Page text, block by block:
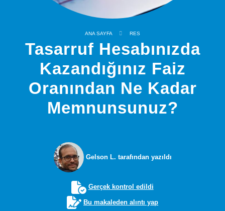
ANA SAYFA RES
Tasarruf Hesabınızda
Kazandığınız Faiz
Oranından Ne Kadar
Memnunsunuz?
Gelson L. tarafından yazıldı
Gerçek kontrol edildi
Bu makaleden alıntı yap